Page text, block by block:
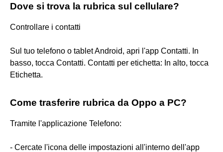
Dove si trova la rubrica sul cellulare?
Controllare i contatti
Sul tuo telefono o tablet Android, apri l'app Contatti. In
basso, tocca Contatti. Contatti per etichetta: In alto, tocca
Etichetta.
Come trasferire rubrica da Oppo a PC?
Tramite l'applicazione Telefono:
- Cercate l'icona delle impostazioni all'interno dell'app